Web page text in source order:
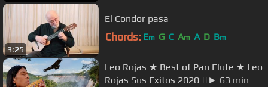
3:25
El Condor pasa
Chords: Em G C Am A D Bm
Leo Rojas ★ Best of Pan Flute ★ Leo
Rojas Sus Exitos 2020 ||► 63 min